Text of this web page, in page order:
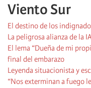
Viento Sur
El destino de los
La peligrosa alianza de la
El lema “Dueña de mi
final del embarazo
Leyenda situacionista y
“Nos exterminan a fuego